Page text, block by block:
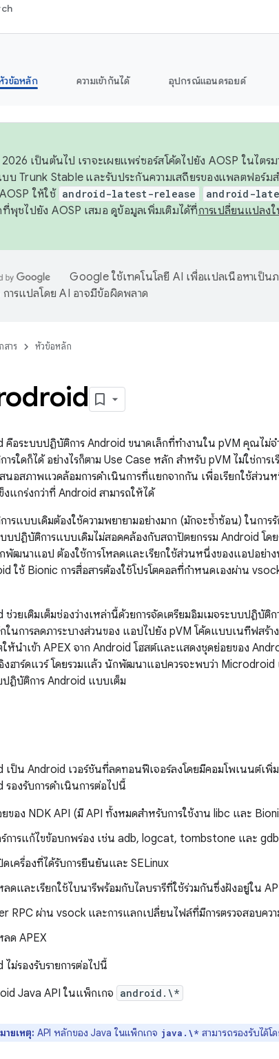
วข้อหลัก ความเข้ากันได้ อุปกรณ์แอนดรอยด์
เป็นต้นไป เราจะเผยแพร่ซอร์สโค้ดไปยัง AOSP ในไตร
บ Trunk Stable และรับประกันความเสถียรของแพลตฟอร์มส
ให้ใช้ android-latest-release android-
ที่พุชไปยัง AOSP เสมอ ดูข้อมูลเพิ่มเติมได้ที่การเปลี่ยนแปลง
Google ใช้เทคโนโลยี AI เพื่อแปลเนื้อหาเป็
การแปลโดย AI อาจมีข้อผิดพลาด
สาร หัวข้อหลัก
คือระบบปฏิบัติการ Android ขนาดเล็กที่ทำงานใน pVM คุณไม่จ
รใดก็ได้ อย่างไรก็ตาม Use Case หลัก สำหรับ pVM ไม่ใช่ก
สนอสภาพแวดล้อมการดำเนินการที่แยกจากกัน เพื่อเรียกใช้ส่วน
แกร่งกว่าที่ Android สามารถให้ได้
รแบบเดิมต้องใช้ความพยายามอย่างมาก (มักจะซ้ำซ้อน) ในกา
บปฏิบัติการแบบเดิมไม่สอดคล้องกับสถาปัตยกรรม Android โด
พัฒนาแอป ต้องใช้การโหลดและเรียกใช้ส่วนหนึ่งของแอปอย่า
ใช้ Bionic การสื่อสารต้องใช้โปรโตคอลที่กำหนดเองผ่าน
วยเติมเต็มช่องว่างเหล่านี้ด้วยการจัดเตรียมอิมเมจระบบปฏิบั
นการลดภาระบางส่วนของ แอปไปยัง pVM โค้ดแบบเนทีฟสร้
นำเข้า APEX จาก Android โฮสต์และแสดงชุดย่อยของ
งฮาร์ดแวร์ โดยรวมแล้ว นักพัฒนาแอปควรจะพบว่า
ปฏิบัติการ Android แบบเต็ม
ป็น Android เวอร์ชันที่ลดทอนฟีเจอร์ลงโดยมีคอมโพเนนต์เพิ่ม
องรับการดำเนินการต่อไปนี้
ของ NDK API (มี API ทั้งหมดสำหรับการใช้งาน libc และ
การแก้ไขข้อบกพร่อง เช่น adb, logcat, tombstone และ gdb
ดเครื่องที่ได้รับการยืนยันและ SELinux
ลดและเรียกใช้ไบนารีพร้อมกับไลบรารีที่ใช้ร่วมกันซึ่งฝังอยู่ใน
RPC ผ่าน vsock และการแลกเปลี่ยนไฟล์ที่มีการตรวจสอบค
ลด APEX
ม่รองรับรายการต่อไปนี้
Java API ในแพ็กเกจ android.\*
ายเหตุ: API หลักของ Java ในแพ็กเกจ java.\* สามารถรองรับได้โ